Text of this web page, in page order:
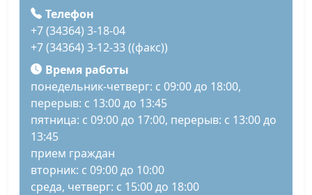
Телефон
+7 (34364) 3-18-04
+7 (34364) 3-12-33 ((факс))
Время работы
понедельник-четверг: с 09:00 до 18:00,
перерыв: с 13:00 до 13:45
пятница: с 09:00 до 17:00, перерыв: с 13:00 до
13:45
прием граждан
вторник: с 09:00 до 10:00
среда, четверг: с 15:00 до 18:00